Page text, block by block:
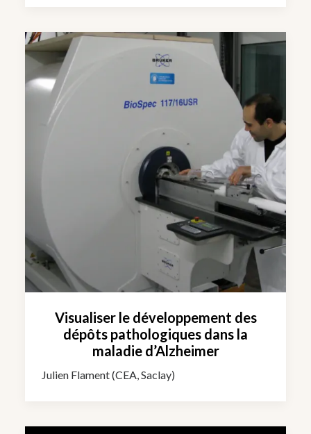
Visualiser le développement des
dépôts pathologiques dans la
maladie d’Alzheimer
Julien Flament (CEA, Saclay)